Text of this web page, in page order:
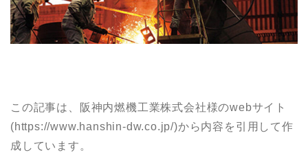
この記事は、阪神内燃機工業株式会社様のwebサイト
(https://www.hanshin-dw.co.jp/)から内容を引用して作
成しています。